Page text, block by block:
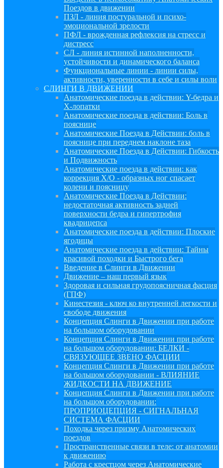
Поездов в движении
ПЗЛ - линия постуральной и психо-
эмоциональной зрелости
ПФЛ - врожденная рефлексия на стресс и
дистресс
СЛ - линия истинной наполненности,
устойчивости и динамического баланса
Функциональные линии - линии силы,
активности, уверенности в себе и силы воли
СЛИНГИ В ДВИЖЕНИИ
Анатомические поезда в действии: Y-бедра и
Х-лопатки
Анатомические поезда в действии: Боль в
пояснице
Анатомические Поезда в Действии: боль в
пояснице при переднем наклоне таза
Анатомические Поезда в Действии: Гибкость
и Подвижность
Анатомические поезда в действии: как
коррекция Х/О - образных ног спасает
колени и поясницу
Анатомические Поезда в Действии:
недостаточная активность задней
поверхности бедра и гипертрофия
квадрицепса
Анатомические поезда в действии: Плоские
ягодицы
Анатомические поезда в действии: Тайны
красивой походки и Быстрого бега
Введение в Слинги в Движении
Движение – наш первый язык
Здоровая и сильная грудопоясничная фасция
(ГПФ)
Кинестезия - ключ ко внутренней легкости и
свободе движения
Концепция Слинги в Движении при работе
на большом оборудовании
Концепция Слинги в Движении при работе
на большом оборудовании: БЕЛКИ -
СВЯЗУЮЩЕЕ ЗВЕНО ФАСЦИИ
Концепция Слинги в Движении при работе
на большом оборудовании - ВЛИЯНИЕ
ЖИДКОСТИ НА ДВИЖЕНИЕ
Концепция Слинги в Движении при работе
на большом оборудовании:
ПРОПРИОЦЕПЦИЯ - СИГНАЛЬНАЯ
СИСТЕМА ФАСЦИИ
Походка через призму Анатомических
поездов
Пространственные связи в теле: от анатомии
к движению
Работа с крестцом через Анатомические